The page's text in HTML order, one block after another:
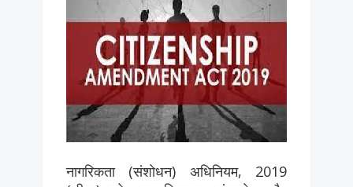
नागरिकता (संशोधन) अधिनियम, 2019